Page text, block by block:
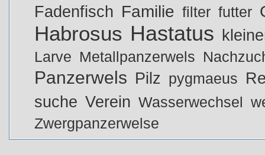
Fadenfisch Familie filter futter
Habrosus Hastatus
Larve Metallpanzerwels
Panzerwels Pilz pygmaeus
suche Verein Wasserwechsel
Zwergpanzerwelse